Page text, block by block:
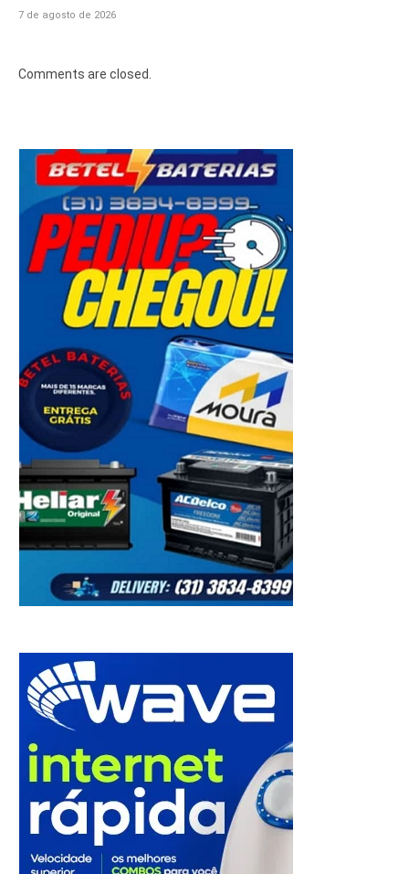
7 de agosto de 2026
Comments are closed.